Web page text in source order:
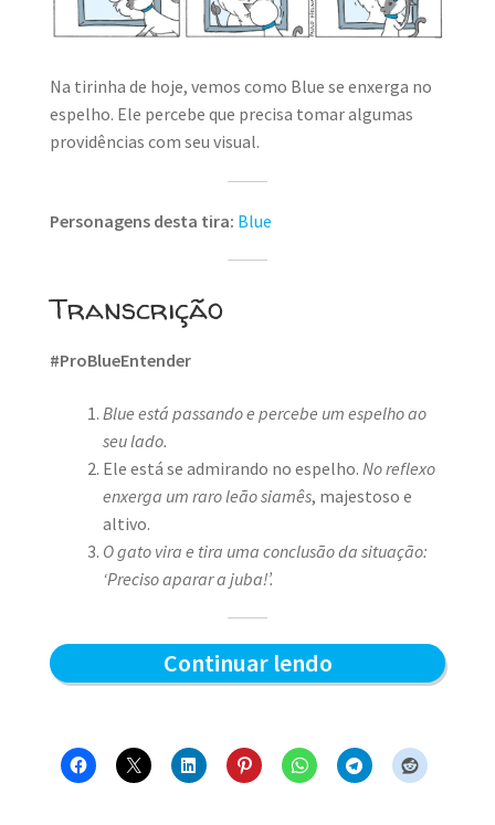
MINHA CONTA
CARRINHO
Search
Na tirinha de hoje, vemos como Blue se enxerga no
espelho. Ele percebe que precisa tomar algumas
providências com seu visual.
Personagens desta tira: Blue
Transcrição
#ProBlueEntender
Blue está passando e percebe um espelho ao
seu lado.
Ele está se admirando no espelho. No reflexo
enxerga um raro leão siamês, majestoso e
altivo.
O gato vira e tira uma conclusão da situação:
‘Preciso aparar a juba!’.
Continuar lendoAparando
–